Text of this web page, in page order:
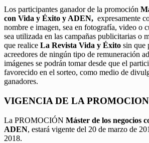
Los participantes ganador de la promoción
con Vida y Éxito y ADEN, expresamente
nombre e imagen, sea en fotografía, video o
sea utilizada en las campañas publicitarias o
que realice La Revista Vida y Éxito sin que
acreedores de ningún tipo de remuneración
imágenes se podrán tomar desde que el
favorecido en el sorteo, como medio de
ganadores.
VIGENCIA DE LA PROMOCION
La PROMOCIÓN Máster de los negocios
ADEN, estará vigente del 20 de marzo de
2018.